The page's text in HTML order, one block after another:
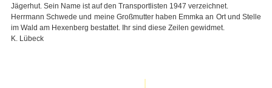
Jägerhut. Sein Name ist auf den Transportlisten 1947 verzeichnet.
Herrmann Schwede und meine Großmutter haben Emmka an Ort und Stelle
im Wald am Hexenberg bestattet. Ihr sind diese Zeilen gewidmet.
K. Lübeck